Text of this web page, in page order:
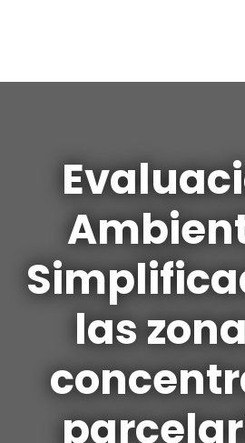
las